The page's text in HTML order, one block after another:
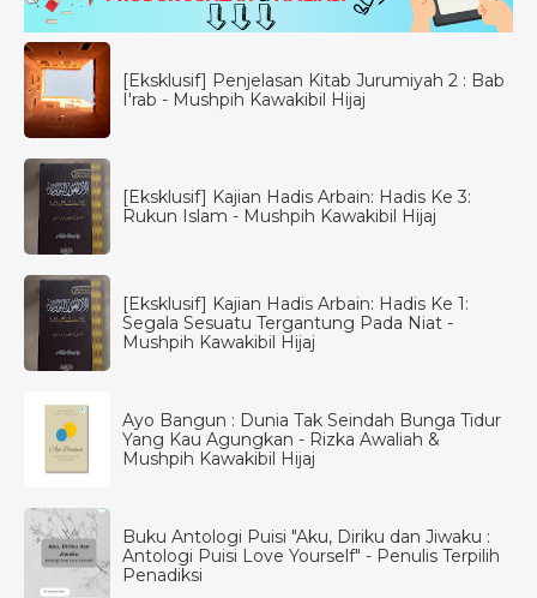
[Eksklusif] Penjelasan Kitab Jurumiyah 2 : Bab
I'rab - Mushpih Kawakibil Hijaj
[Eksklusif] Kajian Hadis Arbain: Hadis Ke 3:
Rukun Islam - Mushpih Kawakibil Hijaj
[Eksklusif] Kajian Hadis Arbain: Hadis Ke 1:
Segala Sesuatu Tergantung Pada Niat -
Mushpih Kawakibil Hijaj
Ayo Bangun : Dunia Tak Seindah Bunga Tidur
Yang Kau Agungkan - Rizka Awaliah &
Mushpih Kawakibil Hijaj
Buku Antologi Puisi "Aku, Diriku dan Jiwaku :
Antologi Puisi Love Yourself" - Penulis Terpilih
Penadiksi